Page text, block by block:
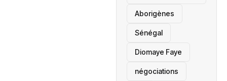
Aborigènes
Sénégal
Diomaye Faye
négociations